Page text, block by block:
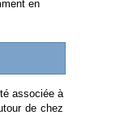
en
associée à
de chez